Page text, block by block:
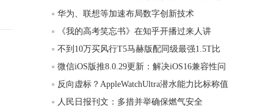
华为、联想等加速布局数字创新技术
《我的高考笑忘书》在知乎开播过来人讲
不到10万买风行T5马赫版配同级最强1.5T比
微信iOS版推8.0.29更新：解决iOS16兼容性问
反向虚标？AppleWatchUltra潜水能力比标称值
人民日报刊文：多措并举确保燃气安全